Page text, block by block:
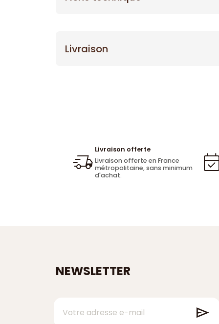
Livraison
Livraison offerte
Livraison offerte en France
métropolitaine, sans minimum
d'achat.
NEWSLETTER